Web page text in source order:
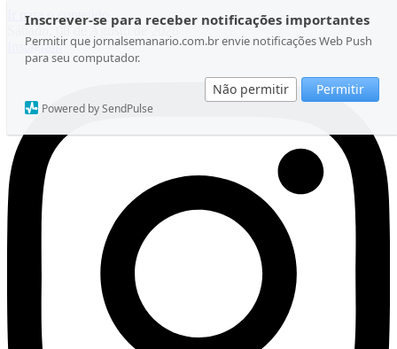
Inscrever-se para receber notificações importantes
Permitir que jornalsemanario.com.br envie notificações Web Push
para seu computador.
Não permitir Permitir
Powered by SendPulse
Ir para o conteúdo
Sábado, 08 de Agosto de 2026
Instagram